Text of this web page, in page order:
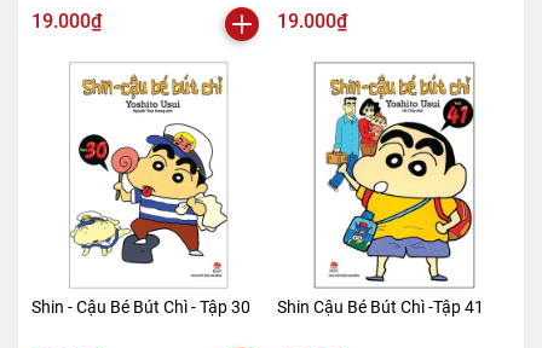
19.000₫ 19.000₫
Shin - Cậu Bé Bút Chì - Tập 30 Shin Cậu Bé Bút Chì -Tập 41